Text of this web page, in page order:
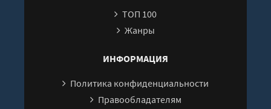
Часть 3. Глава 27
Часть 3. Глава 29
ТОП 100
Жанры
ИНФОРМАЦИЯ
Политика конфиденциальности
Правообладателям